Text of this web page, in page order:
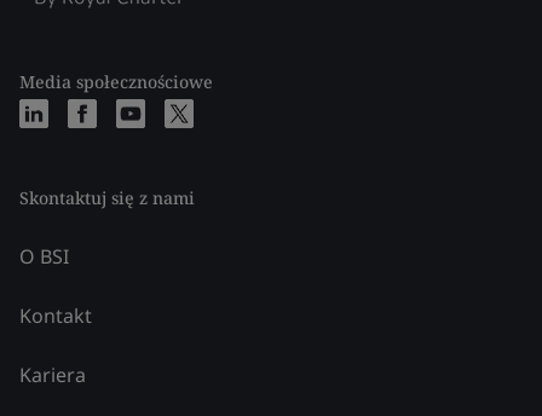
Media społecznościowe
Skontaktuj się z nami
O BSI
Kontakt
Kariera